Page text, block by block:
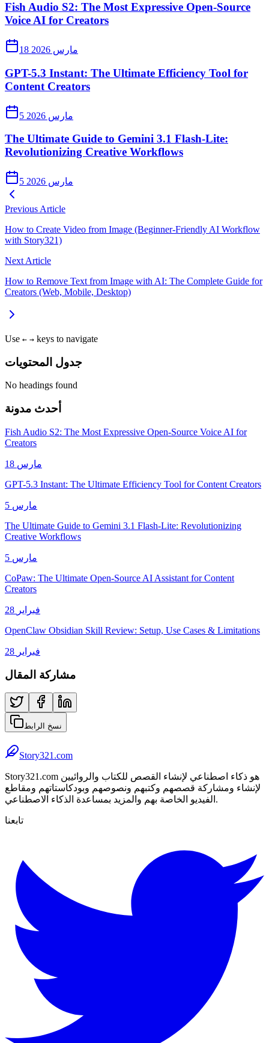
Fish Audio S2: The Most Expressive Open-Source
Voice AI for Creators
18 مارس 2026
GPT-5.3 Instant: The Ultimate Efficiency Tool for
Content Creators
5 مارس 2026
The Ultimate Guide to Gemini 3.1 Flash-Lite:
Revolutionizing Creative Workflows
5 مارس 2026
Previous Article
How to Create Video from Image (Beginner-Friendly AI Workflow
with Story321)
Next Article
How to Remove Text from Image with AI: The Complete Guide for
Creators (Web, Mobile, Desktop)
Use ← → keys to navigate
جدول المحتويات
No headings found
أحدث مدونة
Fish Audio S2: The Most Expressive Open-Source Voice AI for
Creators
18 مارس
GPT-5.3 Instant: The Ultimate Efficiency Tool for Content Creators
5 مارس
The Ultimate Guide to Gemini 3.1 Flash-Lite: Revolutionizing
Creative Workflows
5 مارس
CoPaw: The Ultimate Open-Source AI Assistant for Content
Creators
28 فبراير
OpenClaw Obsidian Skill Review: Setup, Use Cases & Limitations
28 فبراير
مشاركة المقال
نسخ الرابط
Story321.com
Story321.com هو ذكاء اصطناعي لإنشاء القصص للكتاب والروائيين
لإنشاء ومشاركة قصصهم وكتبهم ونصوصهم وبودكاستاتهم ومقاطع
الفيديو الخاصة بهم والمزيد بمساعدة الذكاء الاصطناعي.
تابعنا